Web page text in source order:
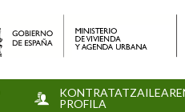
PROFILA